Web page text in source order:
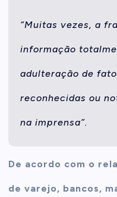
“Muitas vezes, a
informação
adulteração de
reconhecidas ou
na imprensa”.
De acordo com o
de varejo, bancos,